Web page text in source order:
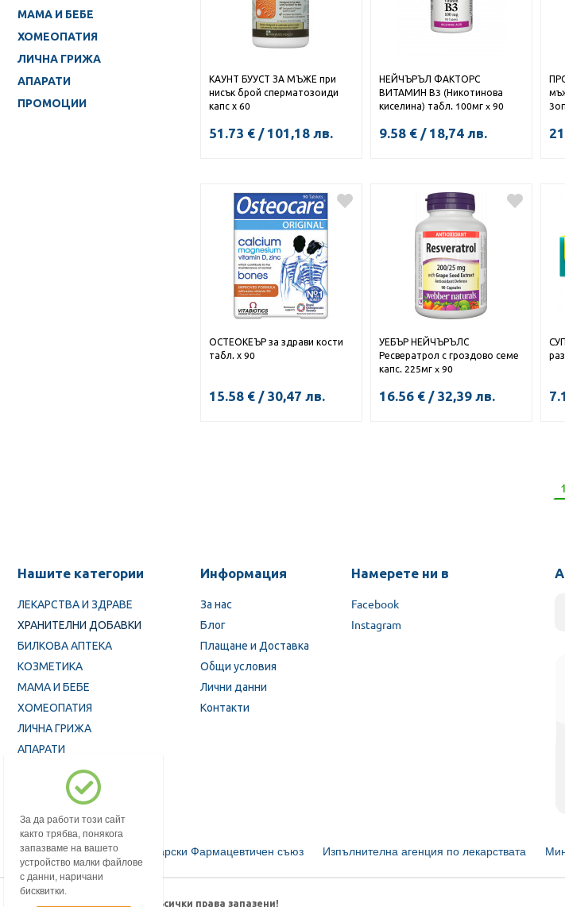
МАМА И БЕБЕ
ХОМЕОПАТИЯ
ЛИЧНА ГРИЖА
АПАРАТИ
ПРОМОЦИИ
КАУНТ БУУСТ ЗА МЪЖЕ при
нисък брой сперматозоиди
капс х 60
51.73 € / 101,18 лв.
НЕЙЧЪРЪЛ ФАКТОРС
ВИТАМИН В3 (Никотинова
киселина) табл. 100мг x 90
9.58 € / 18,74 лв.
КУПИ
ОСТЕОКЕЪР за здрави кости
табл. х 90
15.58 € / 30,47 лв.
УЕБЪР НЕЙЧЪРЪЛС
Ресвератрол с гроздово семе
капс. 225мг x 90
16.56 € / 32,39 лв.
1
Нашите категории
ЛЕКАРСТВА И ЗДРАВЕ
ХРАНИТЕЛНИ ДОБАВКИ
БИЛКОВА АПТЕКА
КОЗМЕТИКА
МАМА И БЕБЕ
ХОМЕОПАТИЯ
ЛИЧНА ГРИЖА
АПАРАТИ
ПРОМОЦИИ
Информация
За нас
Блог
Плащане и Доставка
Общи условия
Лични данни
Контакти
Намерете ни в
Facebook
Instagram
Български Фармацевтичен съюз Изпълнителна агенция по лекарствата
© 2018-2026 mypharmacy.bg. Всички права запазени!
За да работи този сайт
както трябва, понякога
запазваме на вашето
устройство малки файлове
с данни, наричани
бисквитки.